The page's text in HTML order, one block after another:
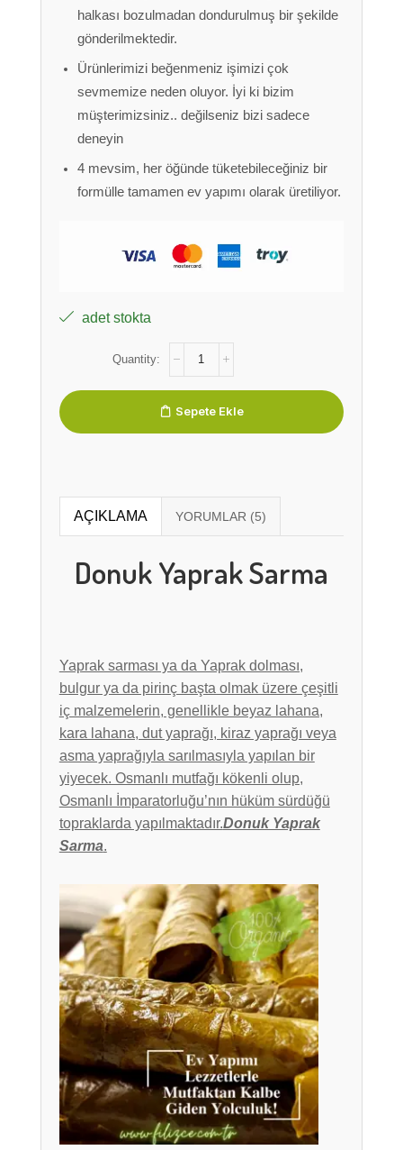
halkası bozulmadan dondurulmuş bir şekilde
gönderilmektedir.
Ürünlerimizi beğenmeniz işimizi çok
sevmemize neden oluyor. İyi ki bizim
müşterimizsiniz.. değilseniz bizi sadece
deneyin
4 mevsim, her öğünde tüketebileceğiniz bir
formülle tamamen ev yapımı olarak üretiliyor.
adet stokta
Sepete Ekle
AÇIKLAMA
Donuk Yaprak Sarma
Yaprak sarması ya da Yaprak dolması,
bulgur ya da pirinç başta olmak üzere çeşitli
iç malzemelerin, genellikle beyaz lahana,
kara lahana, dut yaprağı, kiraz yaprağı veya
asma yaprağıyla sarılmasıyla yapılan bir
yiyecek. Osmanlı mutfağı kökenli olup,
Osmanlı İmparatorluğu’nın hüküm sürdüğü
topraklarda yapılmaktadır.Donuk Yaprak
Sarma.